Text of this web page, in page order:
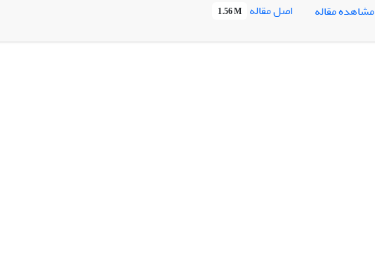
گردآوری شده است. ابزار پژوهش دارای پنج متغیر اصلی، چهارده مولفه فرعی و
میانجی موثری در این روابط ایفا کرده‌اند. تحلیل شبکه عصبی نیز بیان کرده است
مشاهده مقاله
اصل مقاله 1.56 M